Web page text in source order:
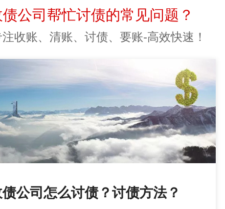
公司帮忙讨债的常见问题？
收账、清账、讨债、要账-高效快速！
公司怎么讨债？讨债方法？